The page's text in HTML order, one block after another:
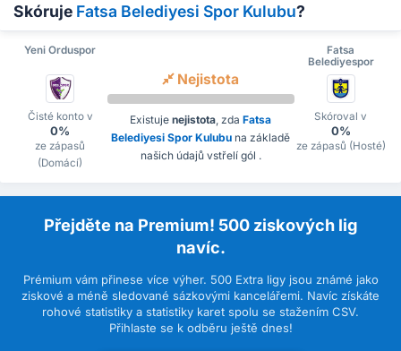
Skóruje Fatsa Belediyesi Spor Kulubu?
Yeni Orduspor
Fatsa
Belediyespor
Čisté konto v
0%
ze zápasů
(Domácí)
Nejistota
Existuje nejistota, zda Fatsa
Belediyesi Spor Kulubu na základě
našich údajů vstřelí gól .
Skóroval v
0%
ze zápasů (Hosté)
Přejděte na Premium! 500 ziskových lig
navíc.
Prémium vám přinese více výher. 500 Extra ligy jsou známé jako
ziskové a méně sledované sázkovými kancelářemi. Navíc získáte
rohové statistiky a statistiky karet spolu se stažením CSV.
Přihlaste se k odběru ještě dnes!